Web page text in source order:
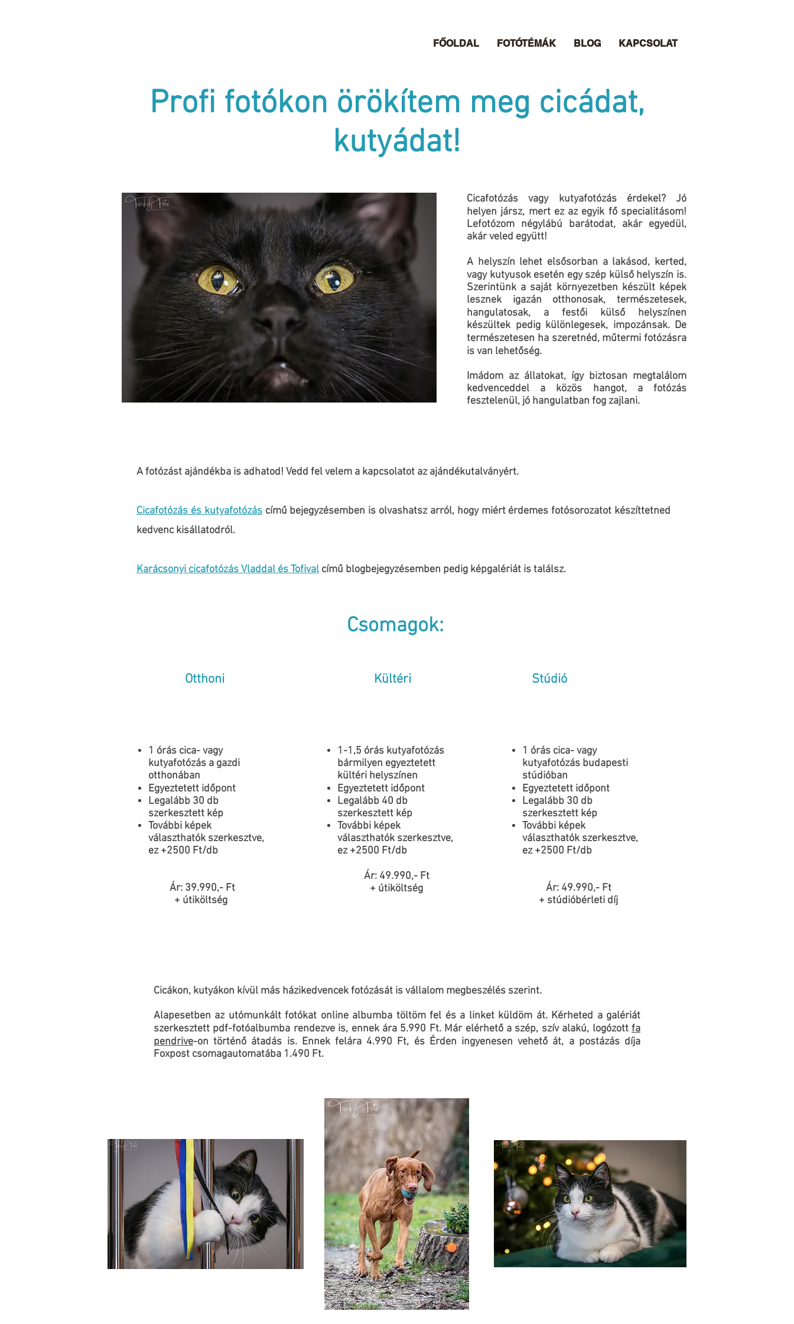
FŐOLDAL FOTÓTÉMÁK BLOG KAPCSOLAT
Profi fotókon örökítem meg cicádat,
kutyádat!
Cicafotózás vagy kutyafotózás érdekel? Jó
helyen jársz, mert ez az egyik fő specialitásom!
Lefotózom négylábú barátodat, akár egyedül,
akár veled együtt!
A helyszín lehet elsősorban a lakásod, kerted,
vagy kutyusok esetén egy szép külső helyszín is.
Szerintünk a saját környezetben készült képek
lesznek igazán otthonosak, természetesek,
hangulatosak, a festői külső helyszínen
készültek pedig különlegesek, impozánsak. De
természetesen ha szeretnéd, műtermi fotózásra
is van lehetőség.
Imádom az állatokat, így biztosan megtalálom
kedvenceddel a közös hangot, a fotózás
fesztelenül, jó hangulatban fog zajlani.
A fotózást ajándékba is adhatod! Vedd fel velem a kapcsolatot az ajándékutalványért.
Cicafotózás és kutyafotózáscímű bejegyzésemben is olvashatsz arról, hogy miért érdemes fotósorozatot készíttetned
kedvenc kisállatodról.
Karácsonyi cicafotózás Vladdal és Tofival című blogbejegyzésemben pedig képgalériát is találsz.
Csomagok:
Otthoni Kültéri Stúdió
1 órás cica- vagy
kutyafotózás a gazdi
otthonában
Egyeztetett időpont
Legalább 30 db
szerkesztett kép
További képek
választhatók szerkesztve,
ez +2500 Ft/db
Ár: 39.990,- Ft
+ útiköltség
1-1,5 órás kutyafotózás
bármilyen egyeztetett
kültéri helyszínen
Egyeztetett időpont
Legalább 40 db
szerkesztett kép
További képek
választhatók szerkesztve,
ez +2500 Ft/db
Ár: 49.990,- Ft
+ útiköltség
1 órás cica- vagy
kutyafotózás budapesti
stúdióban
Egyeztetett időpont
Legalább 30 db
szerkesztett kép
További képek
választhatók szerkesztve,
ez +2500 Ft/db
Ár: 49.990,- Ft
+ stúdióbérleti díj
Cicákon, kutyákon kívül más házikedvencek fotózását is vállalom megbeszélés szerint.
Alapesetben az utómunkált fotókat online albumba töltöm fel és a linket küldöm át. Kérheted a galériát
szerkesztett pdf-fotóalbumba rendezve is, ennek ára 5.990 Ft. Már elérhető a szép, szív alakú, logózott fa
pendrive-on történő átadás is. Ennek felára 4.990 Ft, és Érden ingyenesen vehető át, a postázás díja
Foxpost csomagautomatába 1.490 Ft.